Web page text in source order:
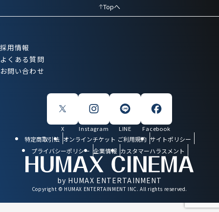
Topへ
採用情報
よくある質問
お問い合わせ
X Instagram LINE Facebook
特定商取引法 オンラインチケット ご利用規約 サイトポリシー
プライバシーポリシー 企業情報 カスタマーハラスメント
by HUMAX ENTERTAINMENT
Copyright © HUMAX ENTERTAINMENT INC. All rights reserved.